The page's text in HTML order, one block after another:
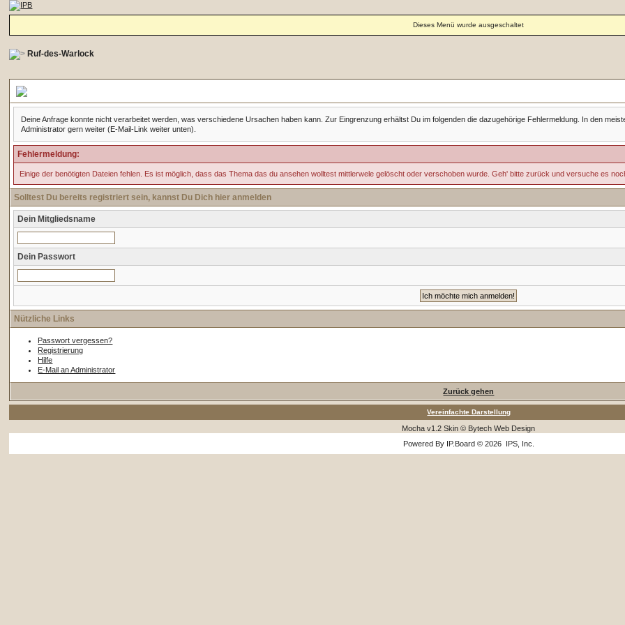
Dieses Menü wurde ausgeschaltet
Ruf-des-Warlock
Deine Anfrage konnte nicht verarbeitet werden, was verschiedene Ursachen haben kann. Zur Eingrenzung erhältst Du im folgenden die dazugehörige Fehlermeldung. In den
Administrator gern weiter (E-Mail-Link weiter unten).
Fehlermeldung:
Einige der benötigten Dateien fehlen. Es ist möglich, dass das Thema das du ansehen wolltest mittlerwele gelöscht oder verschoben wurde. Geh' bitte zurück und versuche es
Solltest Du bereits registriert sein, kannst Du Dich hier anmelden
Dein Mitgliedsname
Dein Passwort
Nützliche Links
Passwort vergessen?
Registrierung
Hilfe
E-Mail an Administrator
Zurück gehen
Vereinfachte Darstellung
Mocha v1.2 Skin © Bytech Web Design
Powered By IP.Board© 2026 IPS, Inc